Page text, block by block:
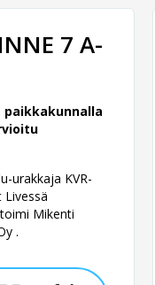
7 A-
urakkaja KVR-
Mikenti
.